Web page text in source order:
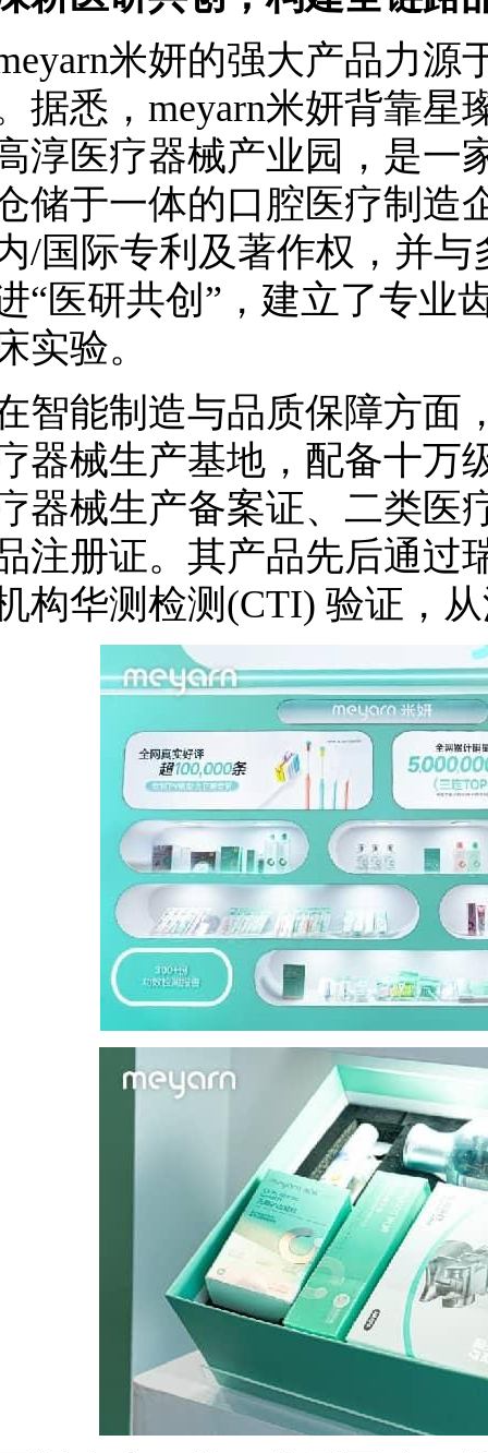
米妍的强大产品力源
据悉，meyarn米妍背靠星
淳医疗器械产业园，是一
储于一体的口腔医疗制造
/国际专利及著作权，并
“医研共创”，建立了专业
实验。
制造与品质保障方面，
器械生产基地，配备十万
器械生产备案证、二类医
注册证。其产品先后通过
构华测检测(CTI) 验证，